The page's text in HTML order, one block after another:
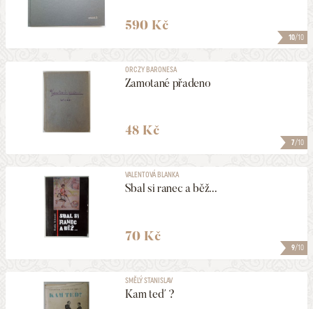
10/10
590 Kč
7/10
ORCZY BARONESA
Zamotané přadeno
48 Kč
9/10
VALENTOVÁ BLANKA
Sbal si ranec a běž...
70 Kč
SMĚLÝ STANISLAV
Kam teď ?